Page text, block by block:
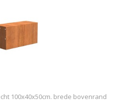
100x40x50cm. brede bovenrand